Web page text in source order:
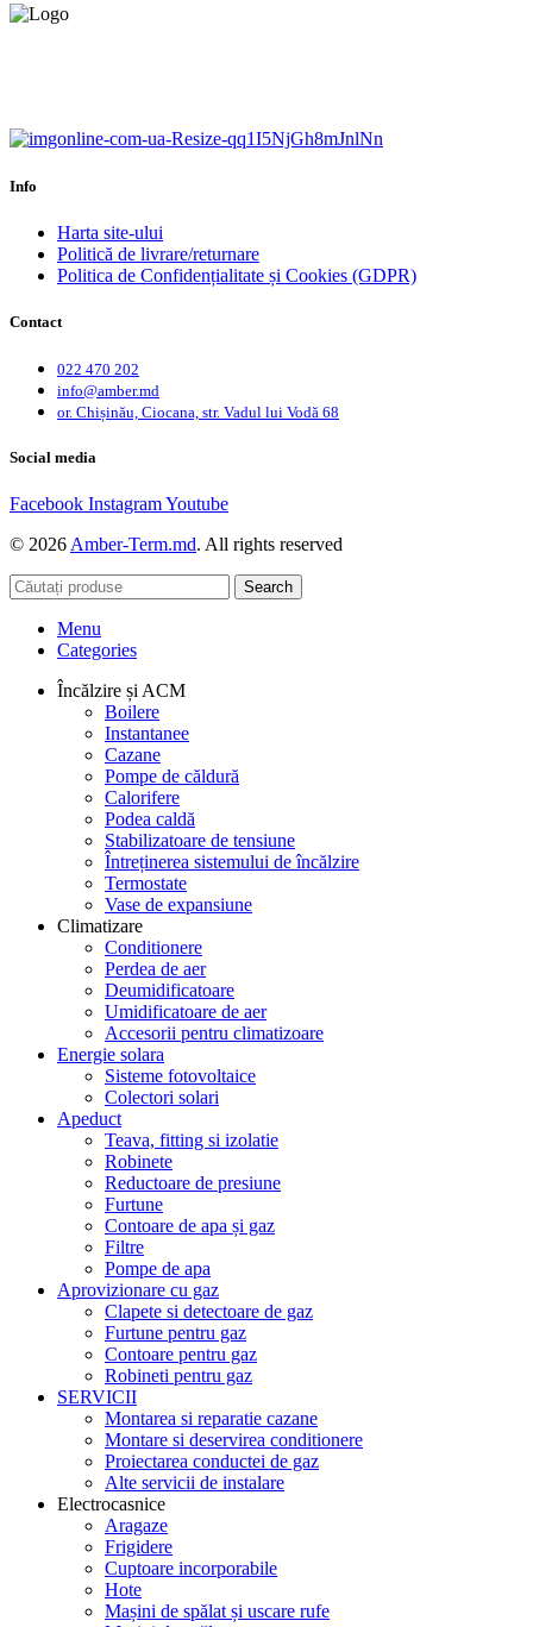
Info
Harta site-ului
Politică de livrare/returnare
Politica de Confidențialitate și Cookies (GDPR)
Contact
022 470 202
info@amber.md
or. Chișinău, Ciocana, str. Vadul lui Vodă 68
Social media
Facebook InstagramYoutube
© 2026 Amber-Term.md. All rights reserved
Search
Menu
Categories
Încălzire și ACM
Boilere
Instantanee
Cazane
Pompe de căldură
Calorifere
Podea caldă
Stabilizatoare de tensiune
Întreținerea sistemului de încălzire
Termostate
Vase de expansiune
Climatizare
Conditionere
Perdea de aer
Deumidificatoare
Umidificatoare de aer
Accesorii pentru climatizoare
Energie solara
Sisteme fotovoltaice
Colectori solari
Apeduct
Teava, fitting si izolatie
Robinete
Reductoare de presiune
Furtune
Contoare de apa și gaz
Filtre
Pompe de apa
Aprovizionare cu gaz
Clapete si detectoare de gaz
Furtune pentru gaz
Contoare pentru gaz
Robineti pentru gaz
SERVICII
Montarea si reparatie cazane
Montare si deservirea conditionere
Proiectarea conductei de gaz
Alte servicii de instalare
Electrocasnice
Aragaze
Frigidere
Cuptoare incorporabile
Hote
Mașini de spălat și uscare rufe